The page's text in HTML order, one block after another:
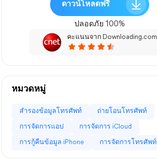
ดาวน์โหลดฟรี
ปลอดภัย 100%
คะแนนจาก Downloading.com
หมวดหมู่
สำรองข้อมูลโทรศัพท์ ถ่ายโอนโทรศัพท์
การจัดการแอป การจัดการ iCloud
การกู้คืนข้อมูล iPhone การจัดการโทรศัพท์